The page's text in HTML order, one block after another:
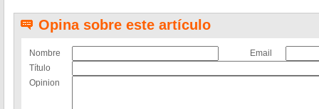
Opina sobre este artículo
Nombre
Email
Título
Opinion